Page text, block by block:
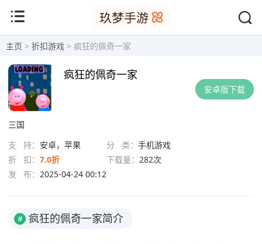
主页 > 折扣游戏 > 疯狂的佩奇一家
安卓版下载
疯狂的佩奇一家
三国
支 持： 安卓，苹果 分 类： 手机游戏
折 扣： 7.0折 下载量： 282次
发 布： 2025-04-24 00:12
# 疯狂的佩奇一家简介